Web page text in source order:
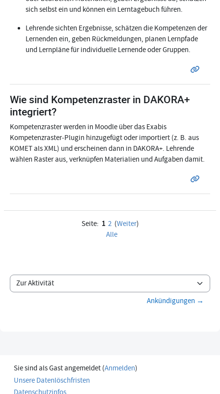
sich selbst ein und können ein Lerntagebuch führen.
Lehrende sichten Ergebnisse, schätzen die Kompetenzen der
Lernenden ein, geben Rückmeldungen, planen Lernpfade
und Lernpläne für individuelle Lernende oder Gruppen.
Wie sind Kompetenzraster in DAKORA+
integriert?
Kompetenzraster werden in Moodle über das Exabis
Kompetenzraster‑Plugin hinzugefügt oder importiert (z. B. aus
KOMET als XML) und erscheinen dann in DAKORA+. Lehrende
wählen Raster aus, verknüpfen Materialien und Aufgaben damit.
Seite: 1 2(Weiter)
Alle
Zur Aktivität
Ankündigungen →
Sie sind als Gast angemeldet (Anmelden)
Unsere Datenlöschfristen